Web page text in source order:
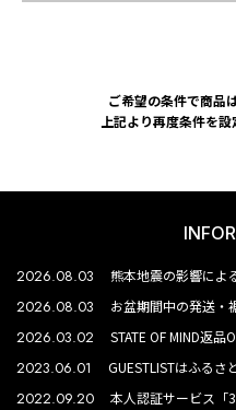
ご希望の条件で商品
上記より再度条件を
2026.08.03 熊本地震の影響によ
2026.08.03 お盆期間中の発送・
2026.03.02 STATE OF MIND返
2023.06.01 GUESTLISTはふるさ
2022.09.20 本人認証サービス「